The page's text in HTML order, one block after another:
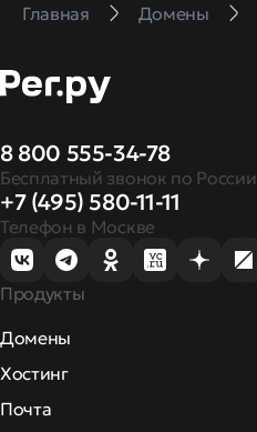
Главная Домены
8 800 555-34-78
Бесплатный звонок по России
+7 (495) 580-11-11
Телефон в Москве
Продукты
Домены
Хостинг
Почта